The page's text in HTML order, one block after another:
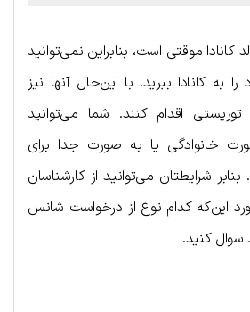
کانادا موقتی است، بنابراین نمی‌توانید
به کانادا ببرید. با این‌حال آنها نیز
توریستی اقدام کنند. شما می‌توانید
خانوادگی یا به صورت جدا برای
شرایطتان می‌توانید از کارشناسان
این‌که کدام نوع از درخواست شانس
سوال کنید.